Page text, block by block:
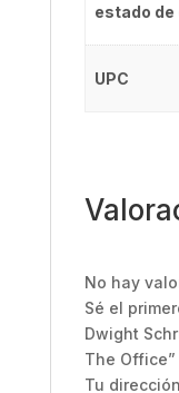
estado de
UPC
No hay
Sé el
Dwight
The Office”
Tu